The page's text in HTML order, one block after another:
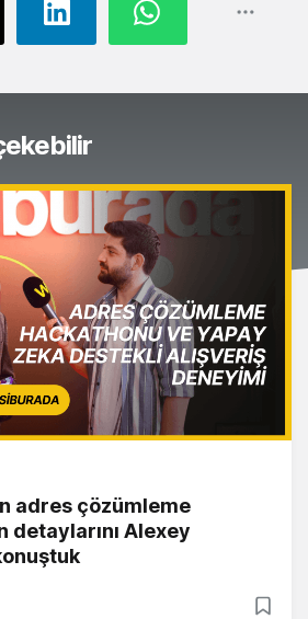
adres çözümleme
detaylarını Alexey